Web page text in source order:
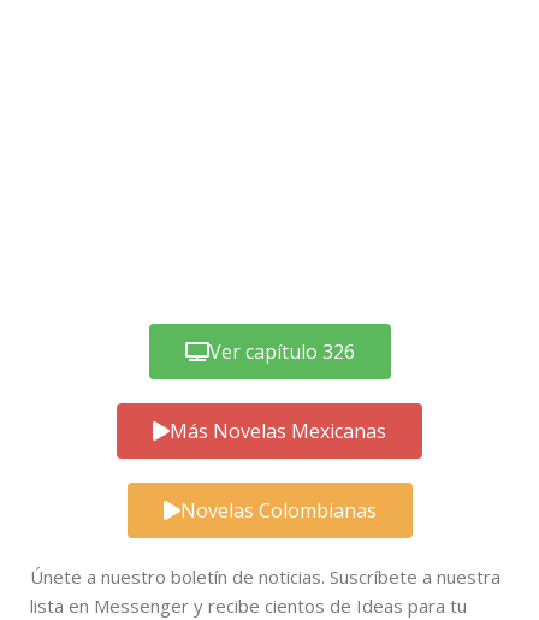
Ver capítulo 326
Más Novelas Mexicanas
Novelas Colombianas
Únete a nuestro boletín de noticias. Suscríbete a nuestra
lista en Messenger y recibe cientos de Ideas para tu